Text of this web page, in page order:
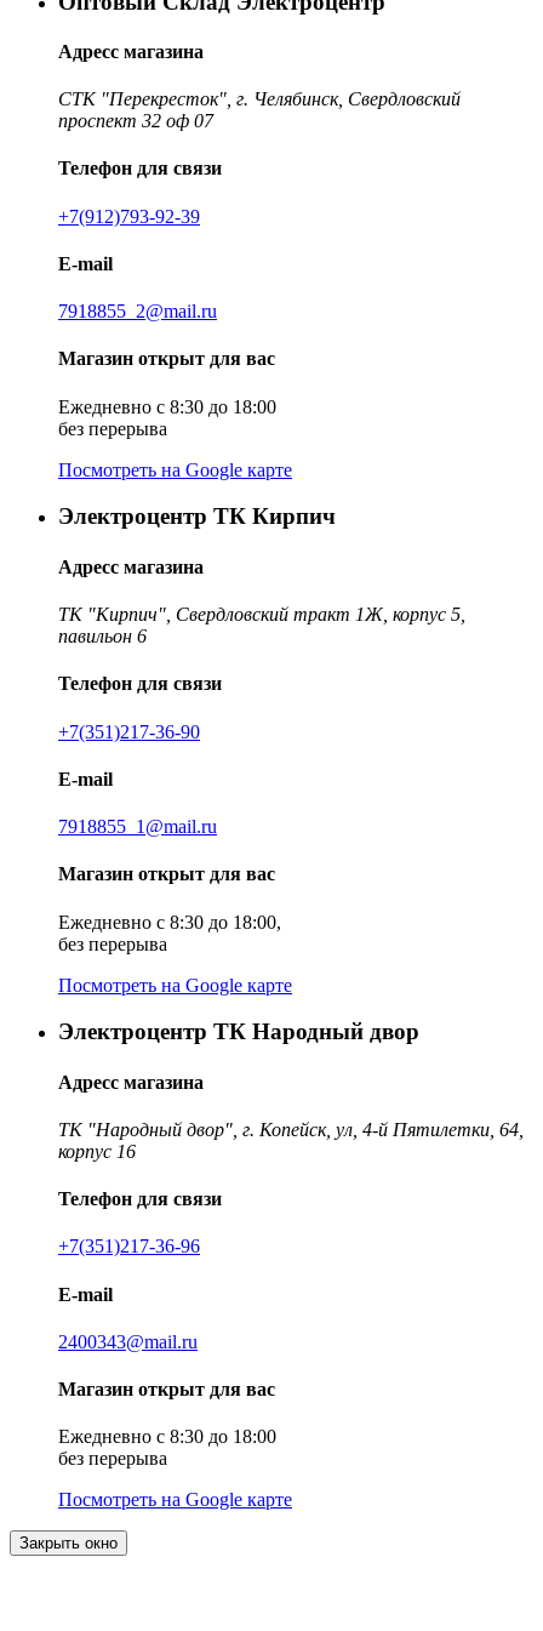
Адресс магазина
СТК "Перекресток", г. Челябинск, Свердловский
проспект 32 оф 07
Телефон для связи
+7(912)793-92-39
E-mail
7918855_2@mail.ru
Магазин открыт для вас
Ежедневно с 8:30 до 18:00
без перерыва
Посмотреть на Google карте
Электроцентр ТК Кирпич
Адресс магазина
ТК "Кирпич", Свердловский тракт 1Ж, корпус 5,
павильон 6
Телефон для связи
+7(351)217-36-90
E-mail
7918855_1@mail.ru
Магазин открыт для вас
Ежедневно с 8:30 до 18:00,
без перерыва
Посмотреть на Google карте
Электроцентр ТК Народный двор
Адресс магазина
ТК "Народный двор", г. Копейск, ул, 4-й Пятилетки, 64,
корпус 16
Телефон для связи
+7(351)217-36-96
E-mail
2400343@mail.ru
Магазин открыт для вас
Ежедневно с 8:30 до 18:00
без перерыва
Посмотреть на Google карте
Закрыть окно